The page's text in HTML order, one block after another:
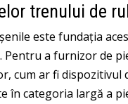
trenului de
este fundația
. Pentru a furnizor de
cum ar fi dispozitivul
în categoria largă a